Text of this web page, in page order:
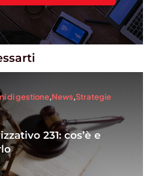
di gestione,News,Strategie
231: cos’è e